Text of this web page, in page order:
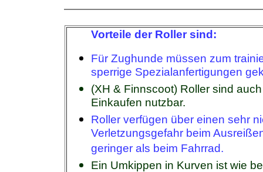
Vorteile der Roller sind:
Für Zughunde müssen zum
sperrige Spezialanfertigungen
(XH & Finnscoot) Roller sind
Einkaufen nutzbar.
Roller verfügen über einen sehr
Verletzungsgefahr beim
geringer als beim Fahrrad.
Ein Umkippen in Kurven ist wie